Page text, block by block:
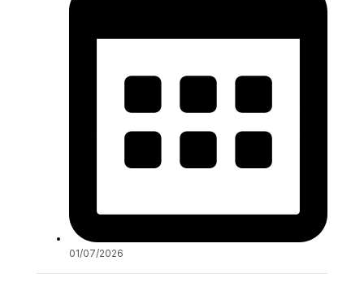
01/07/2026